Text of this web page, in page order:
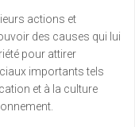
actions et
des causes qui lui
pour attirer
importants tels
et à la culture